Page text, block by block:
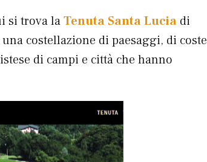
si trova laTenuta Santa Lucia di
costellazione di paesaggi, di coste
di campi e città che hanno